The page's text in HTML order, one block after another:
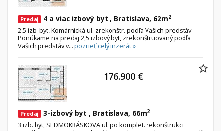
Predaj 4 a viac izbový byt , Bratislava, 62m2
2,5 izb. byt, Komárnická ul. zrekonštr. podľa Vašich predstáv
Ponúkame na predaj 2,5 izbový byt, zrekonštruovaný podľa
Vašich predstáv v... pozrieť celý inzerát »
Predaj 3-izbový byt , Bratislava, 66m2
3 izb. byt, SEDMOKRÁSKOVA ul. po komplet. rekonštrukcii
176.900 €